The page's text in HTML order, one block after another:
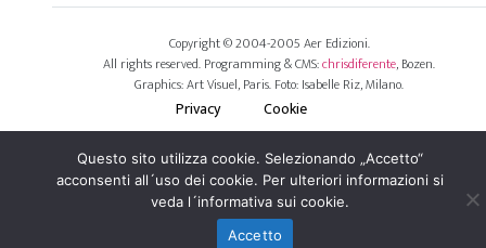
Copyright © 2004-2005 Aer Edizioni.
All rights reserved. Programming & CMS:chrisdiferente, Bozen.
Graphics: Art Visuel, Paris. Foto: Isabelle Riz, Milano.
Privacy Cookie
Questo sito utilizza cookie. Selezionando „Accetto“
acconsenti all´uso dei cookie. Per ulteriori informazioni si
veda l´informativa sui cookie.
Accetto